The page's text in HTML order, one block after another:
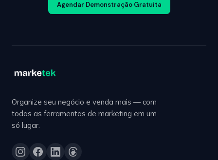
Agendar Demonstração Gratuita
Organize seu negócio e venda mais — com
todas as ferramentas de marketing em um
só lugar.